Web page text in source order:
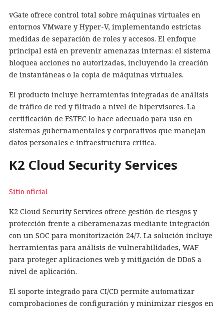
vGate ofrece control total sobre máquinas virtuales en
entornos VMware y Hyper-V, implementando estrictas
medidas de separación de roles y accesos. El enfoque
principal está en prevenir amenazas internas: el sistema
bloquea acciones no autorizadas, incluyendo la creación
de instantáneas o la copia de máquinas virtuales.
El producto incluye herramientas integradas de análisis
de tráfico de red y filtrado a nivel de hipervisores. La
certificación de FSTEC lo hace adecuado para uso en
sistemas gubernamentales y corporativos que manejan
datos personales e infraestructura crítica.
K2 Cloud Security Services
Sitio oficial
K2 Cloud Security Services ofrece gestión de riesgos y
protección frente a ciberamenazas mediante integración
con un SOC para monitorización 24/7. La solución incluye
herramientas para análisis de vulnerabilidades, WAF
para proteger aplicaciones web y mitigación de DDoS a
nivel de aplicación.
El soporte integrado para CI/CD permite automatizar
comprobaciones de configuración y minimizar riesgos en